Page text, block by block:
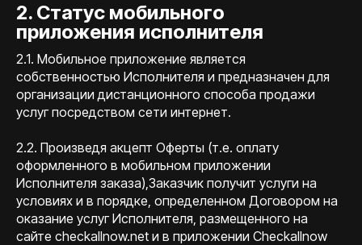
2. Статус мобильного
приложения исполнителя
2.1. Мобильное приложение является
собственностью Исполнителя и предназначен для
организации дистанционного способа продажи
услуг посредством сети интернет.
2.2. Произведя акцепт Оферты (т.е. оплату
оформленного в мобильном приложении
Исполнителя заказа),Заказчик получит услуги на
условиях и в порядке, определенном Договором на
оказание услуг Исполнителя, размещенного на
сайте checkallnow.net и в приложении Checkallnow